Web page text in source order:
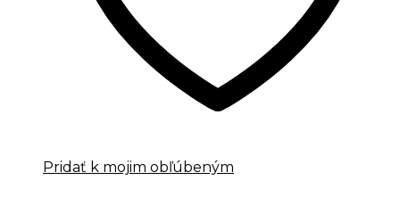
Pridať k mojim obľúbeným